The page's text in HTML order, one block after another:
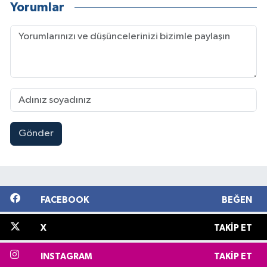
Yorumlar
Gönder
FACEBOOK BEĞEN
X TAKIP ET
INSTAGRAM TAKIP ET